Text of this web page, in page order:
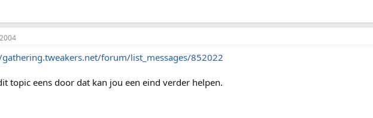
forum/list_messages/852022
topic eens door dat kan jou een eind verder helpen.